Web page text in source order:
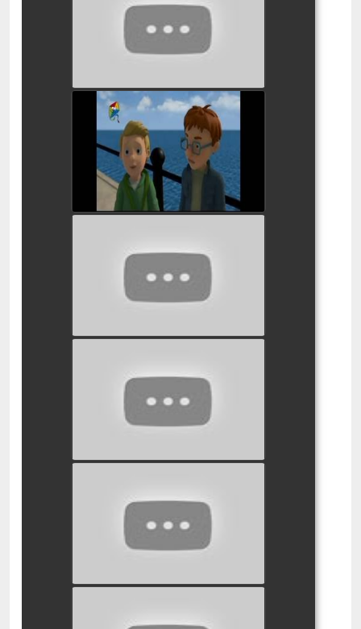
watch video
סמי הכבאי - בורחים מפונדי
פנדי
watch video
watch video
watch video
אדם פרק מיוחד